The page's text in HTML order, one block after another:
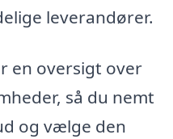
leverandører.
en oversigt over
så du nemt
og vælge den